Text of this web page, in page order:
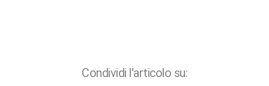
Condividi l'articolo su: